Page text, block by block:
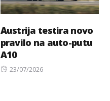
Austrija testira novo
pravilo na auto-putu
A10
Posted
23/07/2026